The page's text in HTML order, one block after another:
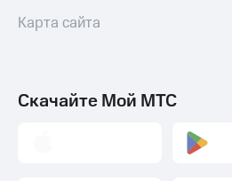
Карта сайта
Скачайте Мой МТС